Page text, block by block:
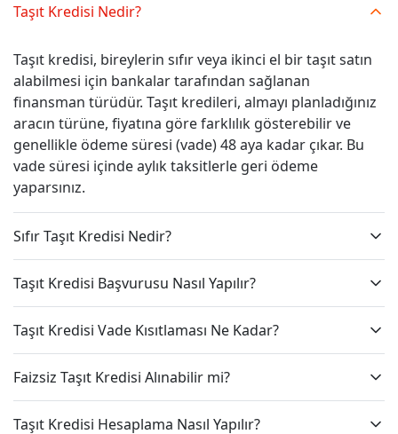
Taşıt Kredisi Nedir?
Taşıt kredisi, bireylerin sıfır veya ikinci el bir taşıt satın
alabilmesi için bankalar tarafından sağlanan
finansman türüdür. Taşıt kredileri, almayı planladığınız
aracın türüne, fiyatına göre farklılık gösterebilir ve
genellikle ödeme süresi (vade) 48 aya kadar çıkar. Bu
vade süresi içinde aylık taksitlerle geri ödeme
yaparsınız.
Sıfır Taşıt Kredisi Nedir?
Taşıt Kredisi Başvurusu Nasıl Yapılır?
Taşıt Kredisi Vade Kısıtlaması Ne Kadar?
Faizsiz Taşıt Kredisi Alınabilir mi?
Taşıt Kredisi Hesaplama Nasıl Yapılır?